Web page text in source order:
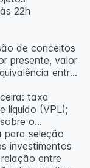
22h
de conceitos
presente, valor
entre
taxa
líquido (VPL);
o
para seleção
investimentos
entre